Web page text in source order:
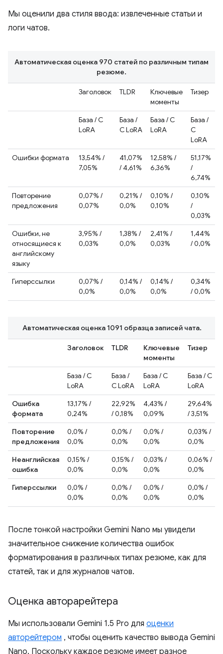
Мы оценили два стиля ввода: извлеченные статьи и
логи чатов.
Заголовок TLDR
Ключевые
моменты
Тизер
База / С
LoRA
База /
С LoRA
База / С
LoRA
База /
С
LoRA
Ошибки формата
13,54% /
7,05%
41,07%
/ 4,61%
12,58% /
6,36%
51,17%
/
6,74%
Повторение
предложения
0,07% /
0,07%
0,21% /
0,0%
0,10% /
0,10%
0,10%
/
0,03%
Ошибки, не
относящиеся к
английскому
языку
3,95% /
0,03%
1,38% /
0,0%
2,41% /
0,03%
1,44%
/ 0,0%
Гиперссылки
0,07% /
0,0%
0,14% /
0,0%
0,14% /
0,0%
0,34%
/ 0,0%
Автоматическая оценка 970 статей по различным типам
резюме.
Заголовок TLDR
Ключевые
моменты
Тизер
База / С
LoRA
База /
С LoRA
База / С
LoRA
База / С
LoRA
Ошибка
формата
13,17% /
0,24%
22,92%
/ 0,18%
4,43% /
0,09%
29,64%
/ 3,51%
Повторение
предложения
0,0% /
0,0%
0,0% /
0,0%
0,0% /
0,0%
0,03% /
0,0%
Неанглийская
ошибка
0,15% /
0,0%
0,15% /
0,0%
0,03% /
0,0%
0,06% /
0,0%
Гиперссылки
0,0% /
0,0%
0,0% /
0,0%
0,0% /
0,0%
0,0% /
0,0%
Автоматическая оценка 1091 образца записей чата.
После тонкой настройки Gemini Nano мы увидели
значительное снижение количества ошибок
форматирования в различных типах резюме, как для
статей, так и для журналов чатов.
Оценка авторарейтера
Мы использовали Gemini 1.5 Pro для оценки
авторейтером , чтобы оценить качество вывода Gemini
Nano. Поскольку каждое резюме имеет разное